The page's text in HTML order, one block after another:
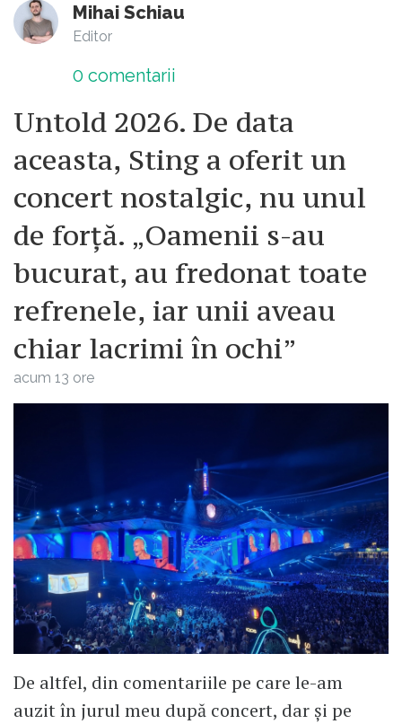
Mihai Schiau
Editor
0 comentarii
Untold 2026. De data
aceasta, Sting a oferit un
concert nostalgic, nu unul
de forță. „Oamenii s-au
bucurat, au fredonat toate
refrenele, iar unii aveau
chiar lacrimi în ochi”
acum 13 ore
De altfel, din comentariile pe care le-am
auzit în jurul meu după concert, dar și pe